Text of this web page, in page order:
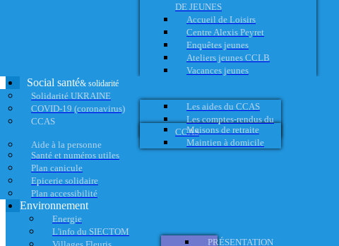
DE JEUNES
Accueil de Loisirs
Centre Alexis Peyret
Enquêtes jeunes
Ateliers jeunes CCLB
Vacances jeunes
Social santé& solidarité
Solidarité UKRAINE
COVID-19 (coronavirus)
CCAS
Les aides du CCAS
Les comptes-rendus du
CCAS
Aide à la personne
Maisons de retraite
Maintien à domicile
Santé et numéros utiles
Plan canicule
Epicerie solidaire
Plan accessibilité
Environnement
Energie
L'info du SIECTOM
PRÉSENTATION